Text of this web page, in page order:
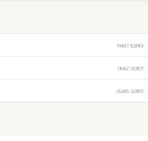
PAKET İÇERİĞİ
CİHAZ ÜCRETİ
LİSANS ÜCRETİ